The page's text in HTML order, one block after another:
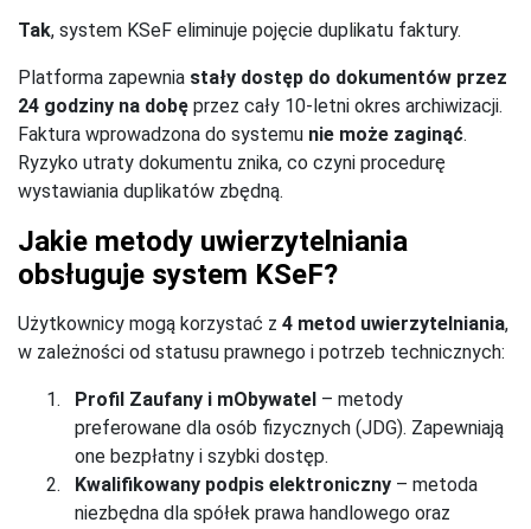
Tak, system KSeF eliminuje pojęcie duplikatu faktury.
Platforma zapewnia stały dostęp do dokumentów przez
24 godziny na dobę przez cały 10-letni okres archiwizacji.
Faktura wprowadzona do systemu nie może zaginąć.
Ryzyko utraty dokumentu znika, co czyni procedurę
wystawiania duplikatów zbędną.
Jakie metody uwierzytelniania
obsługuje system KSeF?
Użytkownicy mogą korzystać z 4 metod uwierzytelniania,
w zależności od statusu prawnego i potrzeb technicznych:
Profil Zaufany i mObywatel – metody
preferowane dla osób fizycznych (JDG). Zapewniają
one bezpłatny i szybki dostęp.
Kwalifikowany podpis elektroniczny – metoda
niezbędna dla spółek prawa handlowego oraz